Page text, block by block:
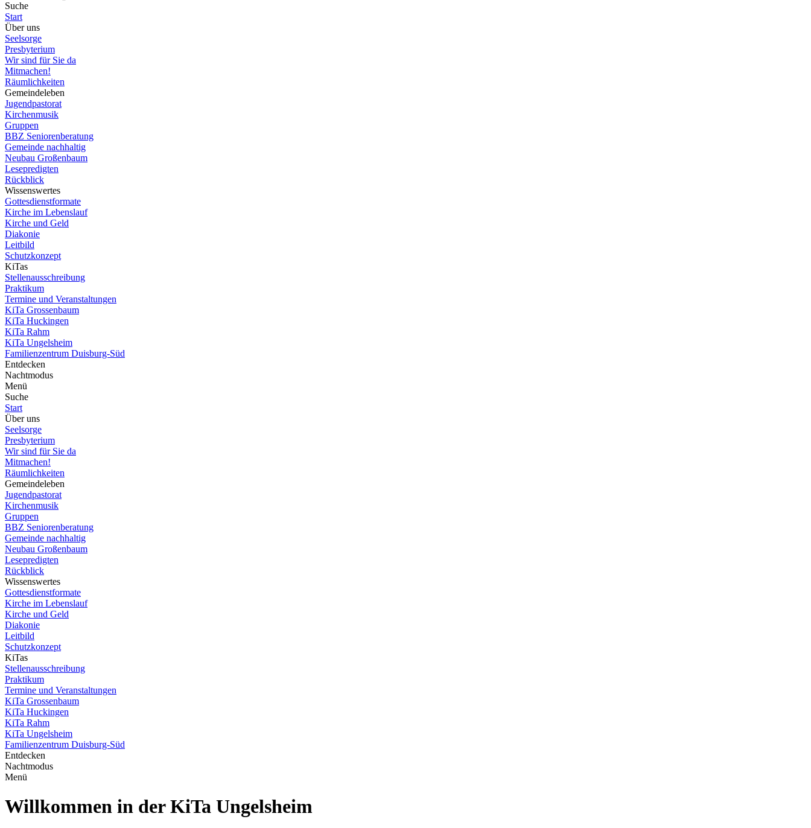
Suche
Start
Über uns
Seelsorge
Presbyterium
Wir sind für Sie da
Mitmachen!
Räumlichkeiten
Gemeindeleben
Jugendpastorat
Kirchenmusik
Gruppen
BBZ Seniorenberatung
Gemeinde nachhaltig
Neubau Großenbaum
Lesepredigten
Rückblick
Wissenswertes
Gottesdienstformate
Kirche im Lebenslauf
Kirche und Geld
Diakonie
Leitbild
Schutzkonzept
KiTas
Stellenausschreibung
Praktikum
Termine und Veranstaltungen
KiTa Grossenbaum
KiTa Huckingen
KiTa Rahm
KiTa Ungelsheim
Familienzentrum Duisburg-Süd
Entdecken
Nachtmodus
Menü
Suche
Start
Über uns
Seelsorge
Presbyterium
Wir sind für Sie da
Mitmachen!
Räumlichkeiten
Gemeindeleben
Jugendpastorat
Kirchenmusik
Gruppen
BBZ Seniorenberatung
Gemeinde nachhaltig
Neubau Großenbaum
Lesepredigten
Rückblick
Wissenswertes
Gottesdienstformate
Kirche im Lebenslauf
Kirche und Geld
Diakonie
Leitbild
Schutzkonzept
KiTas
Stellenausschreibung
Praktikum
Termine und Veranstaltungen
KiTa Grossenbaum
KiTa Huckingen
KiTa Rahm
KiTa Ungelsheim
Familienzentrum Duisburg-Süd
Entdecken
Nachtmodus
Menü
Willkommen in der KiTa Ungelsheim